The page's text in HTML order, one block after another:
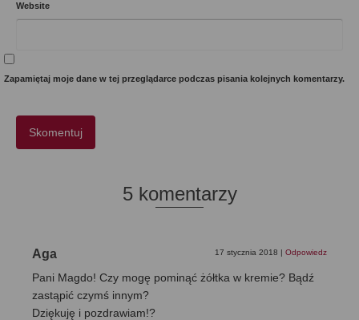
Website
Zapamiętaj moje dane w tej przeglądarce podczas pisania kolejnych komentarzy.
5 komentarzy
Aga 17 stycznia 2018 | Odpowiedz
Pani Magdo! Czy mogę pominąć żółtka w kremie? Bądź
zastąpić czymś innym?
Dziękuję i pozdrawiam!?